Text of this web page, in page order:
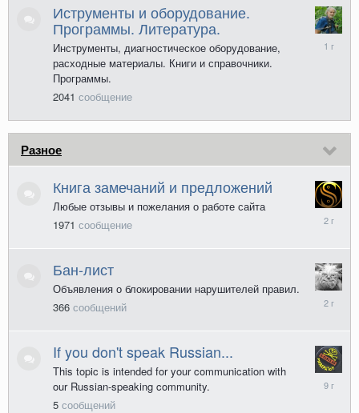
Иструменты и оборудование.
Программы. Литература.
Инструменты, диагностическое оборудование,
расходные материалы. Книги и справочники.
Программы.
2041 сообщение
мая
Разное
Книга замечаний и предложений
Любые отзывы и пожелания о работе сайта
1971 сообщение
11
июня
Бан-лист
Объявления о блокировании нарушителей правил.
366 сообщений
25
мая
If you don't speak Russian...
This topic is intended for your communication with
our Russian-speaking community.
5 сообщений
декабря